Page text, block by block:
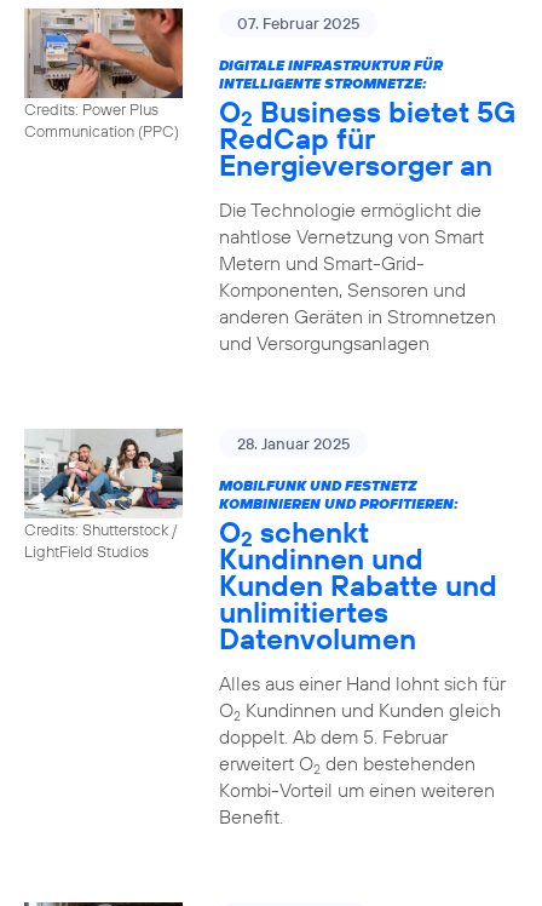
Credits: Power Plus
Communication (PPC)
07. Februar 2025
DIGITALE INFRASTRUKTUR FÜR
INTELLIGENTE STROMNETZE:
O2 Business bietet 5G
RedCap für
Energieversorger an
Die Technologie ermöglicht die
nahtlose Vernetzung von Smart
Metern und Smart-Grid-
Komponenten, Sensoren und
anderen Geräten in Stromnetzen
und Versorgungsanlagen
Credits: Shutterstock /
LightField Studios
28. Januar 2025
MOBILFUNK UND FESTNETZ
KOMBINIEREN UND PROFITIEREN:
O2 schenkt
Kundinnen und
Kunden Rabatte und
unlimitiertes
Datenvolumen
Alles aus einer Hand lohnt sich für
O2Kundinnen und Kunden gleich
doppelt. Ab dem 5. Februar
erweitert O2den bestehenden
Kombi-Vorteil um einen weiteren
Benefit.